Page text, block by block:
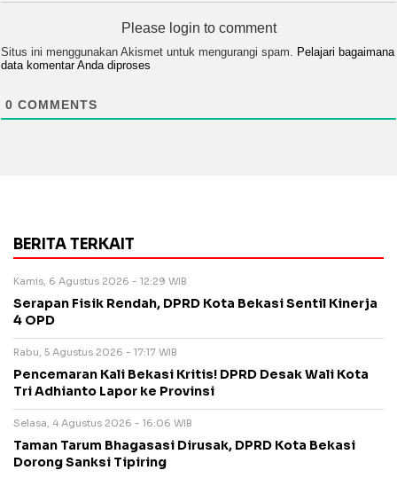
Please login to comment
Situs ini menggunakan Akismet untuk mengurangi spam. Pelajari bagaimana
data komentar Anda diproses
0 COMMENTS
BERITA TERKAIT
Kamis, 6 Agustus 2026 - 12:29 WIB
Serapan Fisik Rendah, DPRD Kota Bekasi Sentil Kinerja
4 OPD
Rabu, 5 Agustus 2026 - 17:17 WIB
Pencemaran Kali Bekasi Kritis! DPRD Desak Wali Kota
Tri Adhianto Lapor ke Provinsi
Selasa, 4 Agustus 2026 - 16:06 WIB
Taman Tarum Bhagasasi Dirusak, DPRD Kota Bekasi
Dorong Sanksi Tipiring